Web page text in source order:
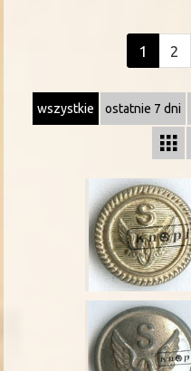
1 2
wszystkie ostatnie 7 dni
